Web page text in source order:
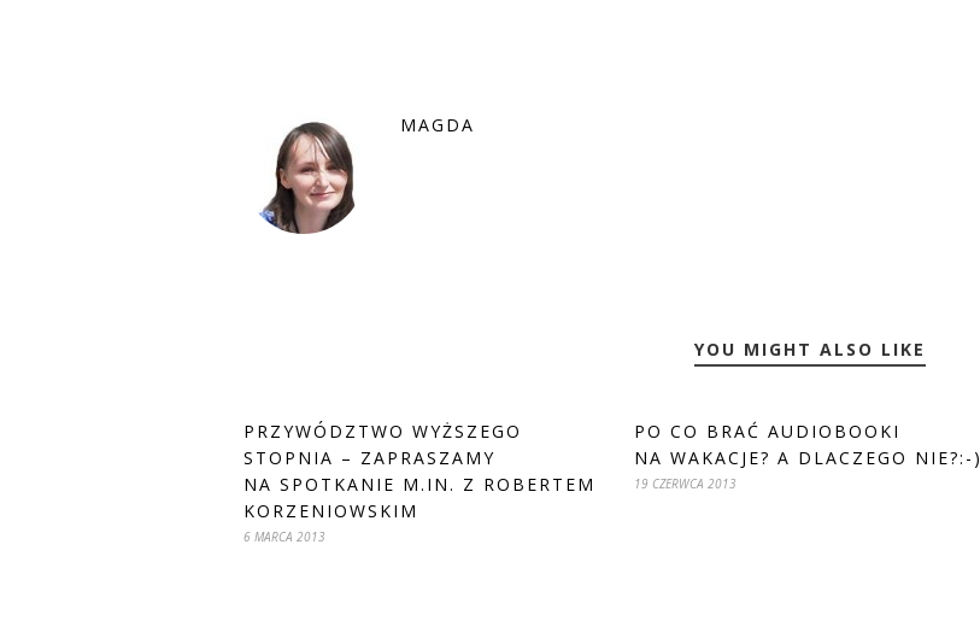
MAGDA
YOU MIGHT ALSO LIKE
PRZYWÓDZTWO WYŻSZEGO
STOPNIA – ZAPRASZAMY
NA SPOTKANIE M.IN. Z ROBERTEM
KORZENIOWSKIM
6 MARCA 2013
PO CO BRAĆ AUDIOBOOKI
NA WAKACJE? A DLACZEGO NIE?:-)
19 CZERWCA 2013